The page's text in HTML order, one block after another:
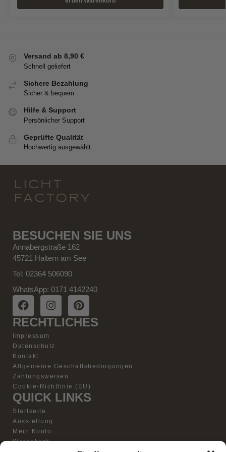
Versand ab 8,90 €
Schnell geliefert
Sichere Bezahlung
Sicher & bequem
Hilfe & Support
Persönlicher Support
Geprüfte Qualität
Hochwertig ausgewählt
BESUCHEN SIE UNS
Annabergstraße 162
45721 Haltern am See
Tel: 02364 506090
WhatsApp: 0171 4142240
RECHTLICHES
Impressum
Datenschutz
Kontakt
Allgemeine Geschäftsbedingungen
Zahlungsweisen
Cookie-Richtlinie (EU)
QUICK LINKS
Startseite
Ausstellung
Mein Konto
Warenkorb